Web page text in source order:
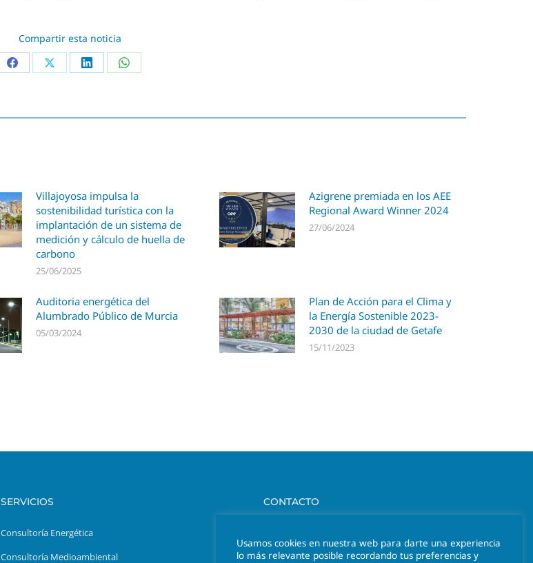
Compartir esta noticia
Villajoyosa impulsa la
sostenibilidad turística con la
implantación de un sistema de
medición y cálculo de huella de
carbono
25/06/2025
Azigrene premiada en los AEE
Regional Award Winner 2024
27/06/2024
Auditoria energética del
Alumbrado Público de Murcia
05/03/2024
Plan de Acción para el Clima y
la Energía Sostenible 2023-
2030 de la ciudad de Getafe
15/11/2023
SERVICIOS
Consultoría Energética
Consultoría Medioambiental
CONTACTO
Tel. 963 301 641
Usamos cookies en nuestra web para darte una experiencia
lo más relevante posible recordando tus preferencias y